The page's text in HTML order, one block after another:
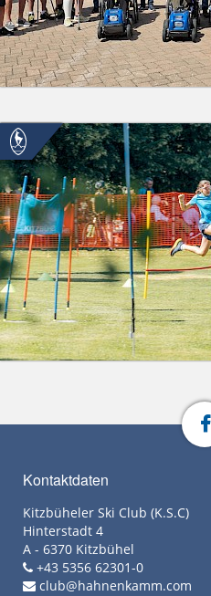
Kontaktdaten
Kitzbüheler Ski Club (K.S.C)
Hinterstadt 4
A - 6370 Kitzbühel
+43 5356 62301-0
club@hahnenkamm.com